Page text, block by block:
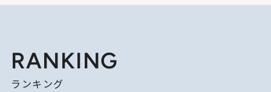
RANKING
ランキング